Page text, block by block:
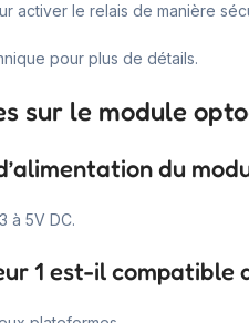
activer le relais de manière
pour plus de détails.
sur le module
du
à 5V DC.
1 est-il compatible